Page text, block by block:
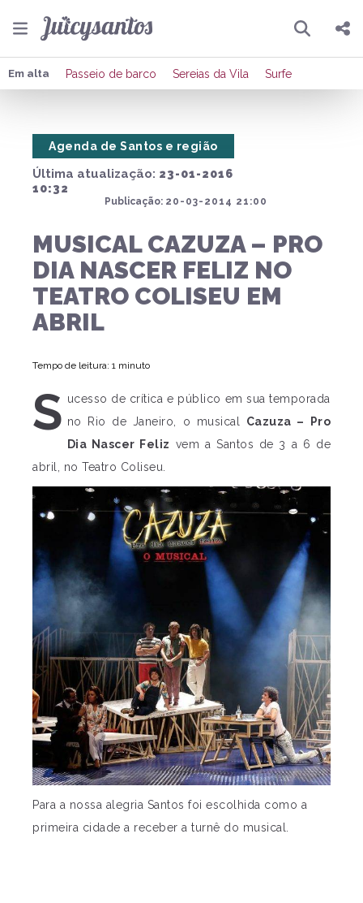
Pesquisar
Compartilhar
Em alta Passeio de barco Sereias da Vila Surfe
Última atualização: 23-01-2016
10:32
Publicação: 20-03-2014 21:00
Agenda de Santos e região
MUSICAL CAZUZA – PRO
DIA NASCER FELIZ NO
TEATRO COLISEU EM
ABRIL
Tempo de leitura: 1 minuto
S ucesso de crítica e público em sua temporada
no Rio de Janeiro, o musical Cazuza – Pro
Dia Nascer Feliz vem a Santos de 3 a 6 de
abril, no Teatro Coliseu.
Para a nossa alegria Santos foi escolhida como a
primeira cidade a receber a turnê do musical.